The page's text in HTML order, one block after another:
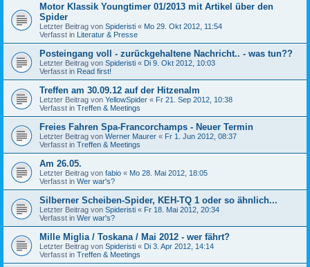
Motor Klassik Youngtimer 01/2013 mit Artikel über den
Spider
Letzter Beitrag von Spideristi « Mo 29. Okt 2012, 11:54
Verfasst in Literatur & Presse
Posteingang voll - zurückgehaltene Nachricht.. - was tun??
Letzter Beitrag von Spideristi « Di 9. Okt 2012, 10:03
Verfasst in Read first!
Treffen am 30.09.12 auf der Hitzenalm
Letzter Beitrag von YellowSpider « Fr 21. Sep 2012, 10:38
Verfasst in Treffen & Meetings
Freies Fahren Spa-Francorchamps - Neuer Termin
Letzter Beitrag von Werner Maurer « Fr 1. Jun 2012, 08:37
Verfasst in Treffen & Meetings
Am 26.05.
Letzter Beitrag von fabio « Mo 28. Mai 2012, 18:05
Verfasst in Wer war's?
Silberner Scheiben-Spider, KEH-TQ 1 oder so ähnlich...
Letzter Beitrag von Spideristi « Fr 18. Mai 2012, 20:34
Verfasst in Wer war's?
Mille Miglia / Toskana / Mai 2012 - wer fährt?
Letzter Beitrag von Spideristi « Di 3. Apr 2012, 14:14
Verfasst in Treffen & Meetings